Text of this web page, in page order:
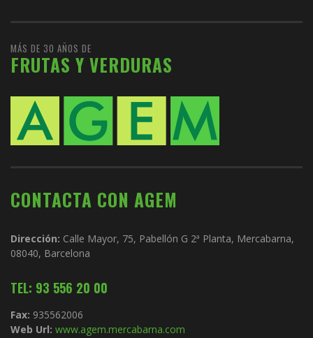
MÁS DE 30 AÑOS DE
FRUTAS Y VERDURAS
CONTACTA CON AGEM
Dirección: Calle Mayor, 75, Pabellón G 2ª Planta, Mercabarna,
08040, Barcelona
TEL: 93 556 20 00
Fax: 935562006
Web Url: www.agem.mercabarna.com